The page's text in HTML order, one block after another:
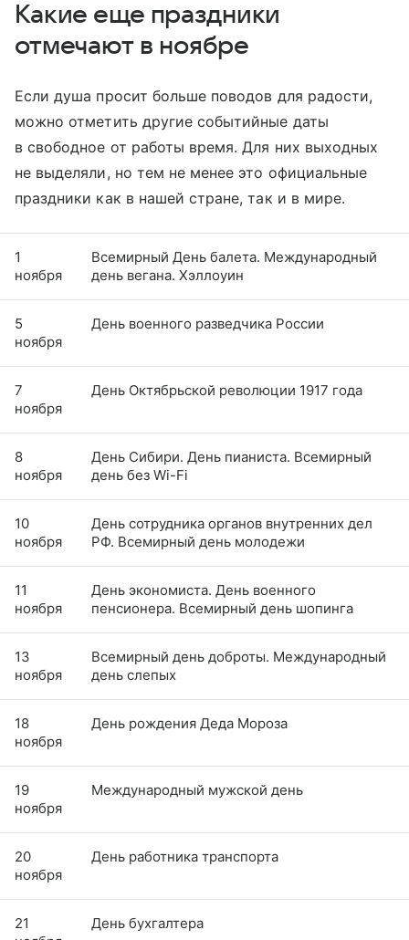
Какие еще праздники
отмечают в ноябре
Если душа просит больше поводов для радости,
можно отметить другие событийные даты
в свободное от работы время. Для них выходных
не выделяли, но тем не менее это официальные
праздники как в нашей стране, так и в мире.
1
ноября
Всемирный День балета. Международный
день вегана. Хэллоуин
5
ноября
День военного разведчика России
7
ноября
День Октябрьской революции 1917 года
8
ноября
День Сибири. День пианиста. Всемирный
день без Wi-Fi
10
ноября
День сотрудника органов внутренних дел
РФ. Всемирный день молодежи
11
ноября
День экономиста. День военного
пенсионера. Всемирный день шопинга
13
ноября
Всемирный день доброты. Международный
день слепых
18
ноября
День рождения Деда Мороза
19
ноября
Международный мужской день
20
ноября
День работника транспорта
21
День бухгалтера